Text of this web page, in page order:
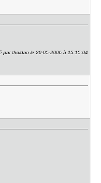
par tholdan le 20-05-2006 à 15:15:04